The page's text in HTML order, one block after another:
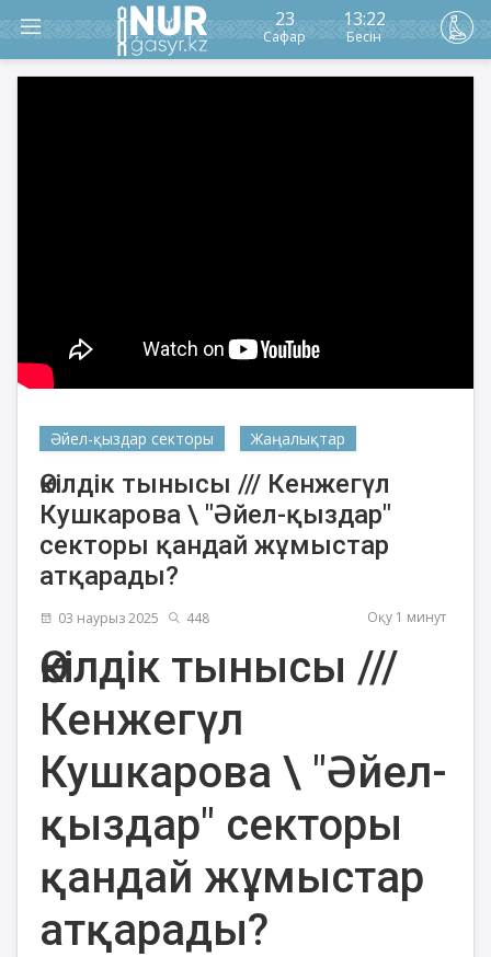
23
Сафар
13:22
Бесін
Әйел-қыздар секторы Жаңалықтар
Өкілдік тынысы /// Кенжегүл
Кушкарова \ "Әйел-қыздар"
секторы қандай жұмыстар
атқарады?
03 наурыз 2025 448 Оқу 1 минут
Өкілдік тынысы ///
Кенжегүл
Кушкарова \ "Әйел-
қыздар" секторы
қандай жұмыстар
атқарады?